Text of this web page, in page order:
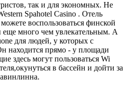
так и для экономных. Не
Spahotel Casino . Отель
воспользоваться финской
еще много чем увлекательным. А
для людей, у которых с
находится прямо - у площади
здесь могут пользоваться Wi
в бассейн и дойти за